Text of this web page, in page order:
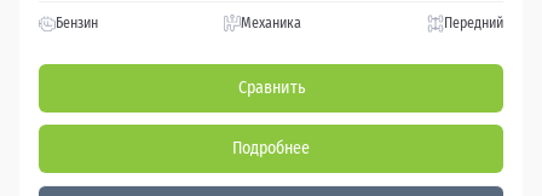
Бензин Механика Передний
Сравнить
Подробнее